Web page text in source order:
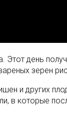
день
зерен
и других
в которые